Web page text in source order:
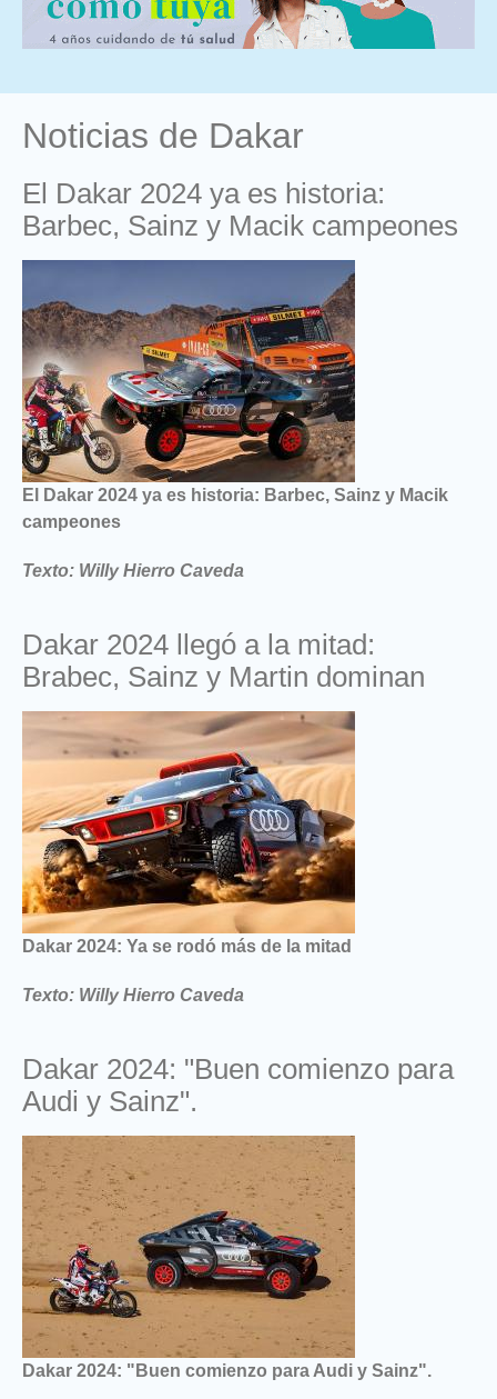
Noticias de Dakar
El Dakar 2024 ya es historia:
Barbec, Sainz y Macik campeones
El Dakar 2024 ya es historia: Barbec, Sainz y Macik
campeones
Texto: Willy Hierro Caveda
Dakar 2024 llegó a la mitad:
Brabec, Sainz y Martin dominan
Dakar 2024: Ya se rodó más de la mitad
Texto: Willy Hierro Caveda
Dakar 2024: "Buen comienzo para
Audi y Sainz".
Dakar 2024: "Buen comienzo para Audi y Sainz".